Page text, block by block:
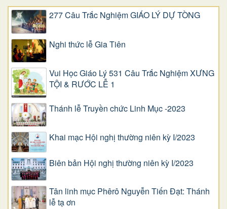
277 Câu Trắc Nghiệm GIÁO LÝ DỰ TÒNG
Nghi thức lễ Gia Tiên
Vui Học Giáo Lý 531 Câu Trắc Nghiệm XƯNG
TỘI & RƯỚC LỄ 1
Thánh lễ Truyền chức Linh Mục -2023
Khai mạc Hội nghị thường niên kỳ I/2023
Biên bản Hội nghị thường niên kỳ I/2023
Tân linh mục Phêrô Nguyễn Tiến Đạt: Thánh
lễ tạ ơn